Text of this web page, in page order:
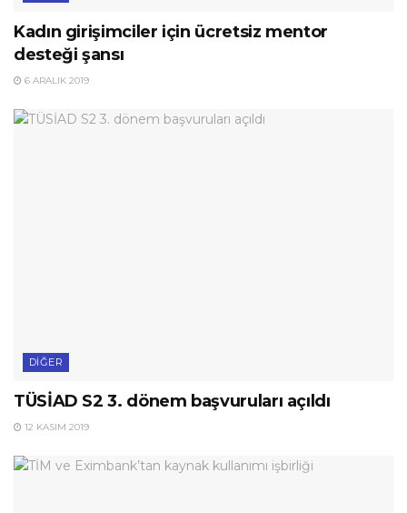
Kadın girişimciler için ücretsiz mentor
desteği şansı
6 ARALIK 2019
DIĞER
TÜSİAD S2 3. dönem başvuruları açıldı
12 KASIM 2019